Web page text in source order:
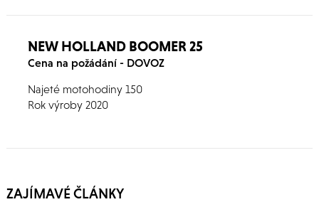
NEW HOLLAND BOOMER 25
Cena na požádání - DOVOZ
Najeté motohodiny 150
Rok výroby 2020
ZAJÍMAVÉ ČLÁNKY